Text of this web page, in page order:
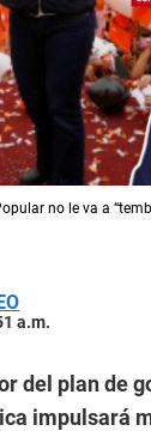
no le va a
a.m.
del plan de
impulsará